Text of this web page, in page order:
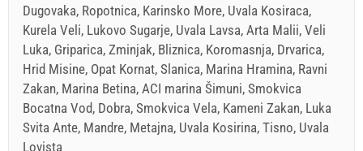
Dugovaka, Ropotnica, Karinsko More, Uvala Kosiraca,
Kurela Veli, Lukovo Sugarje, Uvala Lavsa, Arta Malii, Veli
Luka, Griparica, Zminjak, Bliznica, Koromasnja, Drvarica,
Hrid Misine, Opat Kornat, Slanica, Marina Hramina, Ravni
Zakan, Marina Betina, ACI marina Šimuni, Smokvica
Bocatna Vod, Dobra, Smokvica Vela, Kameni Zakan, Luka
Svita Ante, Mandre, Metajna, Uvala Kosirina, Tisno, Uvala
Lovista